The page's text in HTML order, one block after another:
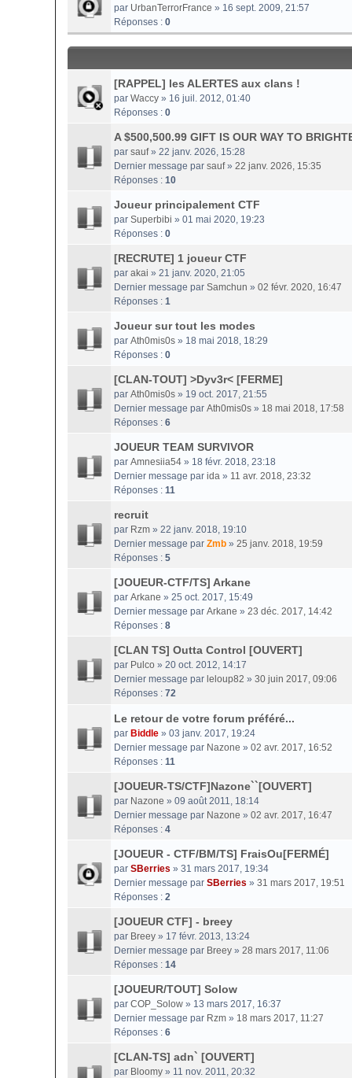
par UrbanTerrorFrance » 16 sept. 2009, 21:57
Réponses : 0
[RAPPEL] les ALERTES aux clans !
par Waccy » 16 juil. 2012, 01:40
Réponses : 0
A $500,500.99 GIFT IS OUR WAY TO
par sauf» 22 janv. 2026, 15:28
Dernier message par sauf» 22 janv. 2026, 15:35
Réponses : 10
Joueur principalement CTF
par Superbibi » 01 mai 2020, 19:23
Réponses : 0
[RECRUTE] 1 joueur CTF
par akai » 21 janv. 2020, 21:05
Dernier message par Samchun » 02 févr. 2020, 16:47
Réponses : 1
Joueur sur tout les modes
par Ath0mis0s » 18 mai 2018, 18:29
Réponses : 0
[CLAN-TOUT] >Dyv3r< [FERME]
par Ath0mis0s » 19 oct. 2017, 21:55
Dernier message par Ath0mis0s » 18 mai 2018, 17:58
Réponses : 6
JOUEUR TEAM SURVIVOR
par Amnesiia54 » 18 févr. 2018, 23:18
Dernier message par ida » 11 avr. 2018, 23:32
Réponses : 11
recruit
par Rzm » 22 janv. 2018, 19:10
Dernier message par Zmb » 25 janv. 2018, 19:59
Réponses : 5
[JOUEUR-CTF/TS] Arkane
par Arkane » 25 oct. 2017, 15:49
Dernier message par Arkane » 23 déc. 2017, 14:42
Réponses : 8
[CLAN TS] Outta Control [OUVERT]
par Pulco » 20 oct. 2012, 14:17
Dernier message par leloup82 » 30 juin 2017, 09:06
Réponses : 72
Le retour de votre forum préféré...
par Biddle » 03 janv. 2017, 19:24
Dernier message par Nazone » 02 avr. 2017, 16:52
Réponses : 11
[JOUEUR-TS/CTF]Nazone``[OUVERT]
par Nazone » 09 août 2011, 18:14
Dernier message par Nazone » 02 avr. 2017, 16:47
Réponses : 4
[JOUEUR - CTF/BM/TS] FraisOu[FERMÉ]
par SBerries » 31 mars 2017, 19:34
Dernier message par SBerries » 31 mars 2017, 19:51
Réponses : 2
[JOUEUR CTF] - breey
par Breey » 17 févr. 2013, 13:24
Dernier message par Breey » 28 mars 2017, 11:06
Réponses : 14
[JOUEUR/TOUT] Solow
par COP_Solow » 13 mars 2017, 16:37
Dernier message par Rzm » 18 mars 2017, 11:27
Réponses : 6
[CLAN-TS] adn` [OUVERT]
par Bloomy » 11 nov. 2011, 20:32